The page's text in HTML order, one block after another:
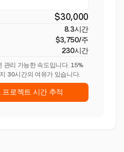
$30,000
8.3시간
$3,750/주
230시간
관리 가능한 속도입니다. 15%
30시간의 여유가 있습니다.
로젝트 시간 추적